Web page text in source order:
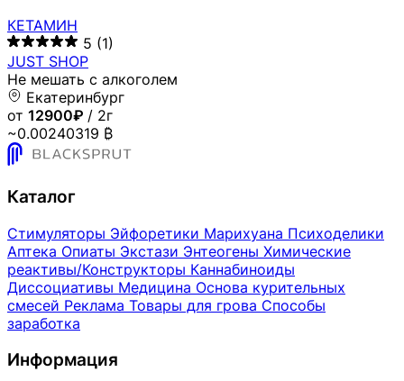
КЕТАМИН
5 (1)
JUST SHOP
Не мешать с алкоголем
Екатеринбург
от 12900₽ / 2г
~0.00240319 ₿
Каталог
Стимуляторы Эйфоретики Марихуана Психоделики
Аптека Опиаты Экстази Энтеогены Химические
реактивы/Конструкторы Каннабиноиды
Диссоциативы Медицина Основа курительных
смесей Реклама Товары для грова Способы
заработка
Информация